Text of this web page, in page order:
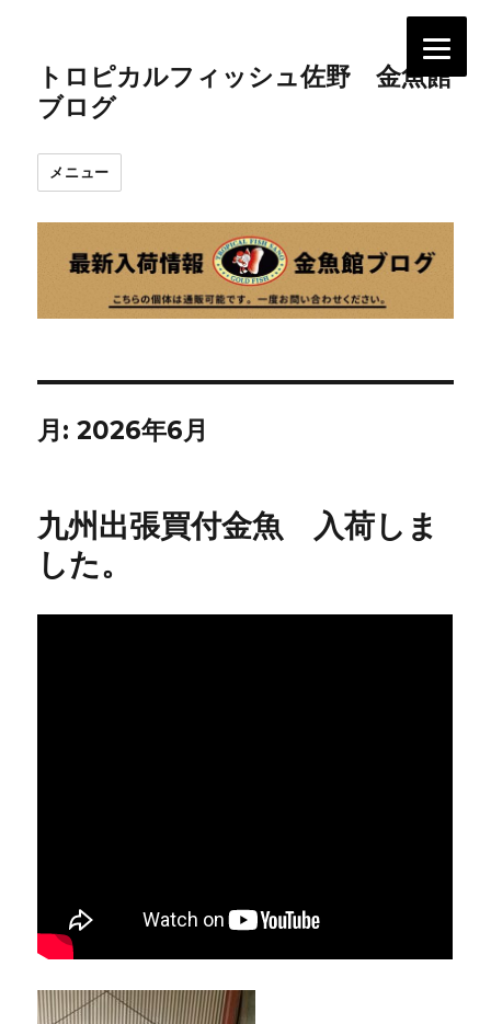
トロピカルフィッシュ佐野 金魚館
ブログ
メニュー
月:2026年6月
九州出張買付金魚 入荷しま
した。